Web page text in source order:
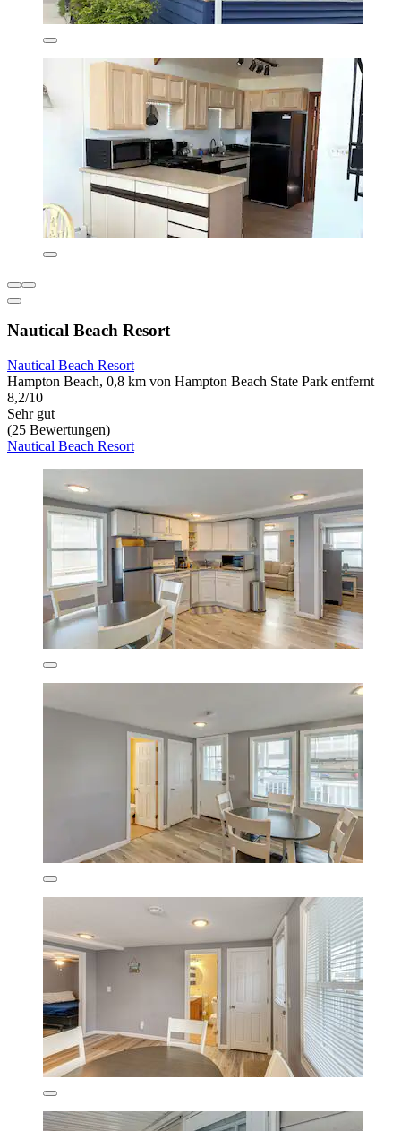
Nautical Beach Resort
Nautical Beach Resort
Hampton Beach, 0,8 km von Hampton Beach State Park entfernt
8,2/10
Sehr gut
(25 Bewertungen)
Nautical Beach Resort